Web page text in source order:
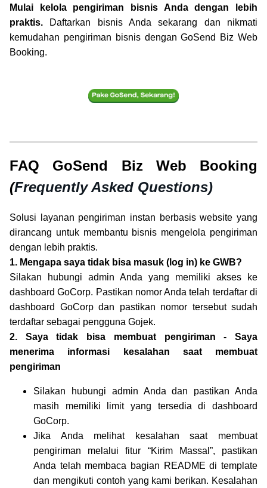
Mulai kelola pengiriman bisnis Anda dengan lebih
praktis. Daftarkan bisnis Anda sekarang dan nikmati
kemudahan pengiriman bisnis dengan GoSend Biz Web
Booking.
FAQ GoSend Biz Web Booking
(Frequently Asked Questions)
Solusi layanan pengiriman instan berbasis website yang
dirancang untuk membantu bisnis mengelola pengiriman
dengan lebih praktis.
1. Mengapa saya tidak bisa masuk (log in) ke GWB?
Silakan hubungi admin Anda yang memiliki akses ke
dashboard GoCorp. Pastikan nomor Anda telah terdaftar di
dashboard GoCorp dan pastikan nomor tersebut sudah
terdaftar sebagai pengguna Gojek.
2. Saya tidak bisa membuat pengiriman - Saya
menerima informasi kesalahan saat membuat
pengiriman
Silakan hubungi admin Anda dan pastikan Anda
masih memiliki limit yang tersedia di dashboard
GoCorp.
Jika Anda melihat kesalahan saat membuat
pengiriman melalui fitur “Kirim Massal”, pastikan
Anda telah membaca bagian README di template
dan mengikuti contoh yang kami berikan. Kesalahan